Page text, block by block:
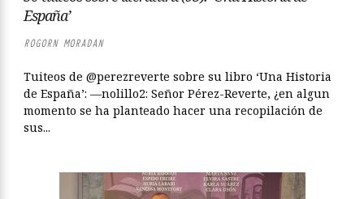
España’
ROGORN MORADAN
Tuiteos de @perezreverte sobre su libro ‘Una Historia
de España’: —nolillo2: Señor Pérez-Reverte, ¿en algun
momento se ha planteado hacer una recopilación de
sus...